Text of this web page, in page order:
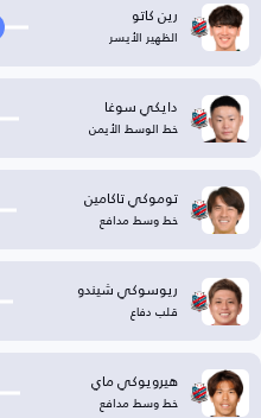
رين كاتو
الظهير الأيسر
دايكي سوغا
خط الوسط الأيمن
توموكي تاكامين
خط وسط مدافع
ريوسوكي شيندو
قلب دفاع
هيرويوكي ماي
خط وسط مدافع